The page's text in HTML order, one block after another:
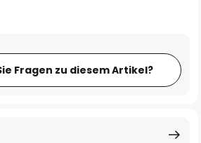
Fragen zu diesem Artikel?